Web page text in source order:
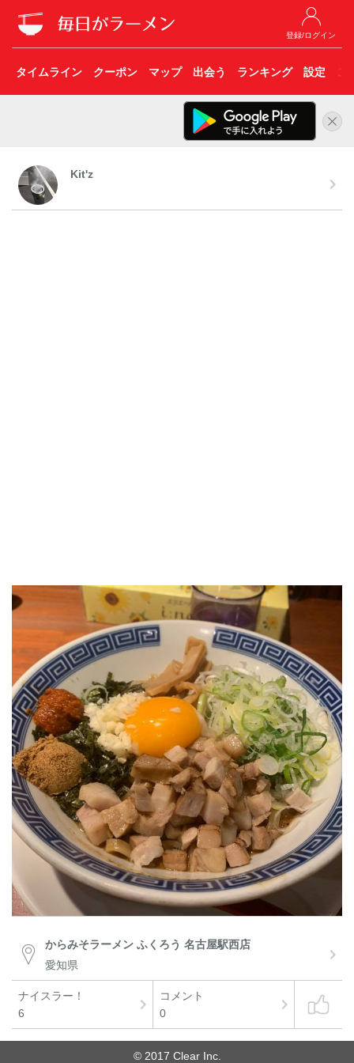
登録/ログイン
タイムライン クーポン マップ 出会う ランキング 設定 こ
Kit'z
からみそラーメン ふくろう 名古屋駅西店
愛知県
ナイスラー！
6
コメント
0
© 2017 Clear Inc.